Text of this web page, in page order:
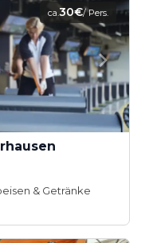
ca.30€/ Pers.
& Getränke